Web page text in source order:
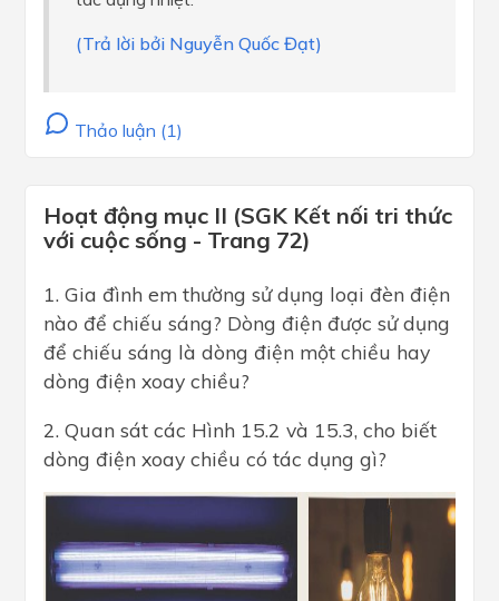
(Trả lời bởi Nguyễn Quốc Đạt)
Thảo luận (1)
Hoạt động mục II (SGK Kết nối tri thức
với cuộc sống - Trang 72)
1. Gia đình em thường sử dụng loại đèn điện
nào để chiếu sáng? Dòng điện được sử dụng
để chiếu sáng là dòng điện một chiều hay
dòng điện xoay chiều?
2. Quan sát các Hình 15.2 và 15.3, cho biết
dòng điện xoay chiều có tác dụng gì?